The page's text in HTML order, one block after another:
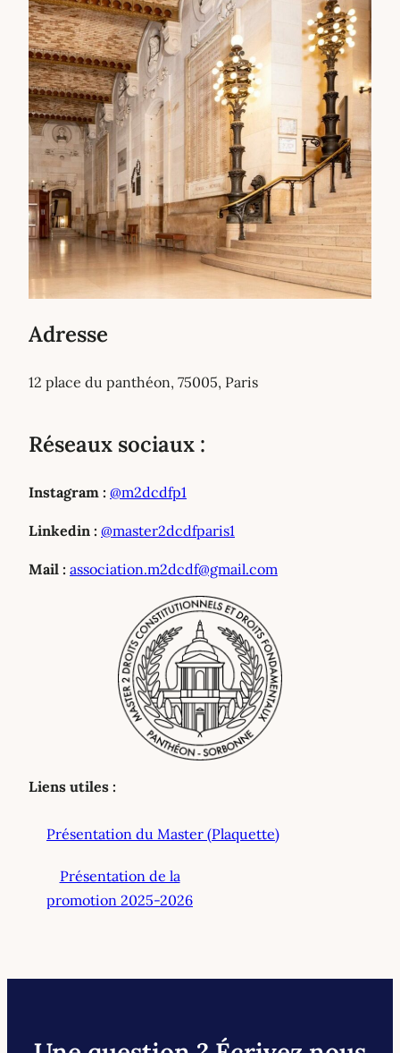
Adresse
12 place du panthéon, 75005, Paris
Réseaux sociaux :
Instagram : @m2dcdfp1
Linkedin : @master2dcdfparis1
Mail : association.m2dcdf@gmail.com
Liens utiles :
Présentation du Master (Plaquette)
Présentation de la
promotion 2025-2026